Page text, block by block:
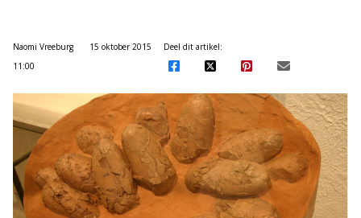
Naomi Vreeburg
15 oktober 2015
11:00
Deel dit artikel: